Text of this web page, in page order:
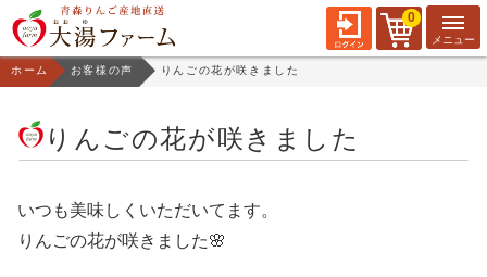
0
ホーム お客様の声 りんごの花が咲きました
りんごの花が咲きました
いつも美味しくいただいてます。
りんごの花が咲きました🌸